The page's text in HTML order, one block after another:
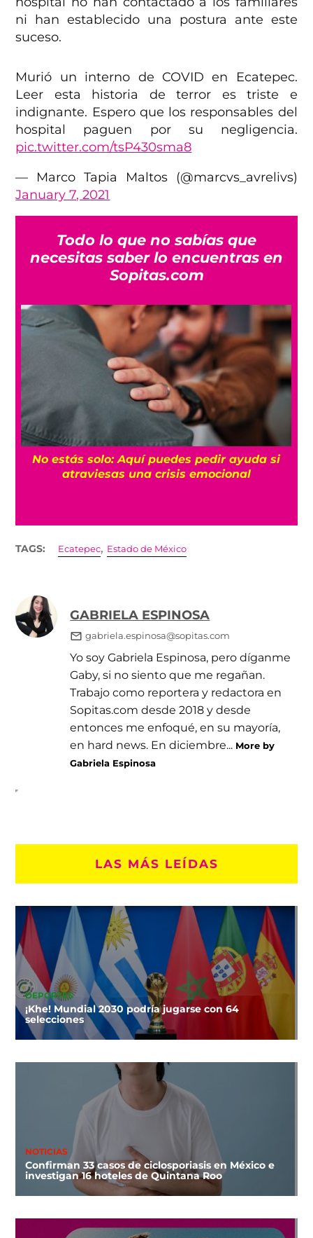
ni han establecido una postura ante este
suceso.
Murió un interno de COVID en Ecatepec.
Leer esta historia de terror es triste e
indignante. Espero que los responsables del
hospital paguen por su negligencia.
pic.twitter.com/tsP430sma8
— Marco Tapia Maltos (@marcvs_avrelivs)
January 7, 2021
Todo lo que no sabías que
necesitas saber lo encuentras en
Sopitas.com
No estás solo: Aquí puedes pedir ayuda si
atraviesas una crisis emocional
TAGS: Ecatepec, Estado de México
GABRIELA ESPINOSA
gabriela.espinosa@sopitas.com
Yo soy Gabriela Espinosa, pero díganme
Gaby, si no siento que me regañan.
Trabajo como reportera y redactora en
Sopitas.com desde 2018 y desde
entonces me enfoqué, en su mayoría,
en hard news. En diciembre... More by
Gabriela Espinosa
LAS MÁS LEÍDAS
DEPORTES
¡Khe! Mundial 2030 podría jugarse con 64
selecciones
NOTICIAS
Confirman 33 casos de ciclosporiasis en México e
investigan 16 hoteles de Quintana Roo